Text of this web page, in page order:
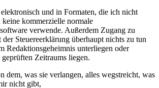
und in Formaten, die ich nicht
kommerzielle normale
verwende. Außerdem Zugang zu
Steuereerklärung überhaupt nichts zu tun
Redaktionsgeheimnis unterliegen oder
geprüften Zeitraums liegen.
dem, was sie verlangen, alles wegstreicht, was
nicht gibt,